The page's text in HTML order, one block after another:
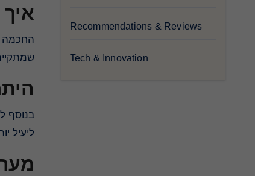
החכמה
בנוסף
ליעיל
Recommendations & Reviews
Tech & Innovation